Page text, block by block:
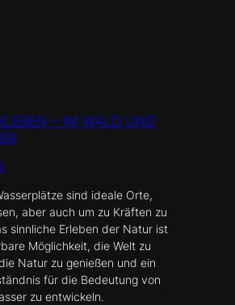
– IM WALD UND
sind ideale Orte,
aber auch um zu Kräften zu
sinnliche Erleben der Natur ist
Möglichkeit, die Welt zu
Natur zu genießen und ein
für die Bedeutung von
zu entwickeln.